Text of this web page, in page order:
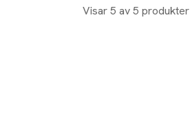
Visar 5 av 5 produkter